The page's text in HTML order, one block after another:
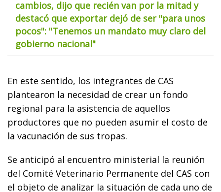
cambios, dijo que recién van por la mitad y
destacó que exportar dejó de ser "para unos
pocos": "Tenemos un mandato muy claro del
gobierno nacional"
En este sentido, los integrantes de CAS
plantearon la necesidad de crear un fondo
regional para la asistencia de aquellos
productores que no pueden asumir el costo de
la vacunación de sus tropas.
Se anticipó al encuentro ministerial la reunión
del Comité Veterinario Permanente del CAS con
el objeto de analizar la situación de cada uno de